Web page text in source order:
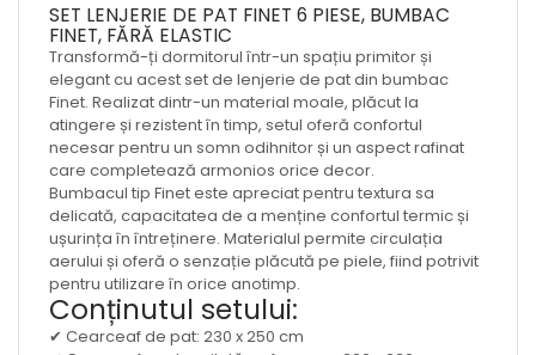
SET LENJERIE DE PAT FINET 6 PIESE, BUMBAC
FINET, FĂRĂ ELASTIC
Transformă-ți dormitorul într-un spațiu primitor și
elegant cu acest set de lenjerie de pat din bumbac
Finet. Realizat dintr-un material moale, plăcut la
atingere și rezistent în timp, setul oferă confortul
necesar pentru un somn odihnitor și un aspect rafinat
care completează armonios orice decor.
Bumbacul tip Finet este apreciat pentru textura sa
delicată, capacitatea de a menține confortul termic și
ușurința în întreținere. Materialul permite circulația
aerului și oferă o senzație plăcută pe piele, fiind potrivit
pentru utilizare în orice anotimp.
Conținutul setului:
✔ Cearceaf de pat: 230 x 250 cm